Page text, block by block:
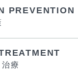
PREVENTION
療